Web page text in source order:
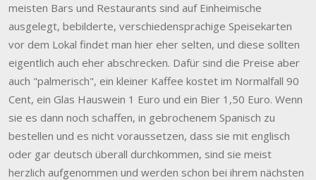
meisten Bars und Restaurants sind auf Einheimische
ausgelegt, bebilderte, verschiedensprachige Speisekarten
vor dem Lokal findet man hier eher selten, und diese sollten
eigentlich auch eher abschrecken. Dafür sind die Preise aber
auch "palmerisch", ein kleiner Kaffee kostet im Normalfall 90
Cent, ein Glas Hauswein 1 Euro und ein Bier 1,50 Euro. Wenn
sie es dann noch schaffen, in gebrochenem Spanisch zu
bestellen und es nicht voraussetzen, dass sie mit englisch
oder gar deutsch überall durchkommen, sind sie meist
herzlich aufgenommen und werden schon bei ihrem nächsten